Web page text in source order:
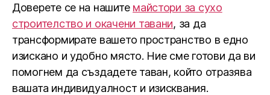
Доверете се на нашите майстори за сухо
строителство и окачени тавани, за да
трансформирате вашето пространство в едно
изискано и удобно място. Ние сме готови да ви
помогнем да създадете таван, който отразява
вашата индивидуалност и изисквания.